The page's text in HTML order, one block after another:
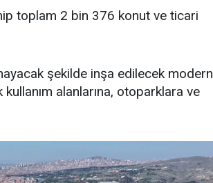
toplam 2 bin 376 konut ve ticari
şekilde inşa edilecek modern
alanlarına, otoparklara ve